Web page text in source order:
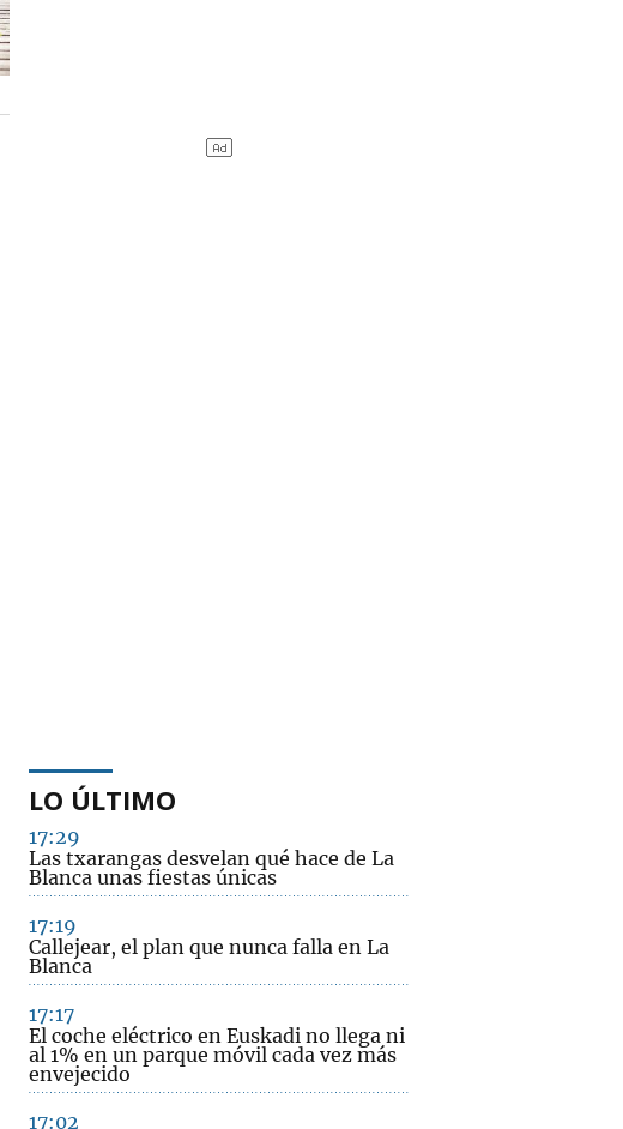
LO ÚLTIMO
17:29
Las txarangas desvelan qué hace de La
Blanca unas fiestas únicas
17:19
Callejear, el plan que nunca falla en La
Blanca
17:17
El coche eléctrico en Euskadi no llega ni
al 1% en un parque móvil cada vez más
envejecido
17:02